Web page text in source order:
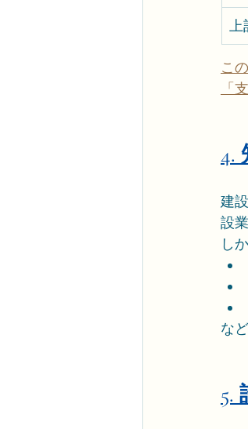
こ
「
4.
建
設
し
など
5.